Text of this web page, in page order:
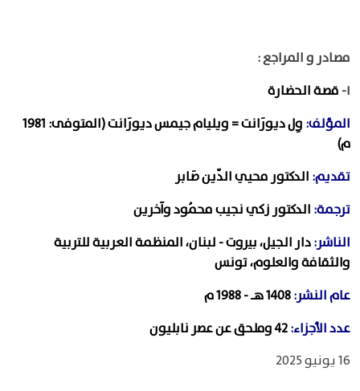
مصادر و المراجع :
١- قصة الحضارة
المؤلف:
وِل ديورَانت = ويليام جيمس ديورَانت (المتوفى: 1981
م)
تقديم: الدكتور محيي الدّين صَابر
ترجمة: الدكتور زكي نجيب محمُود وآخرين
الناشر:دار الجيل، بيروت - لبنان، المنظمة العربية للتربية
والثقافة والعلوم، تونس
عام النشر:
عدد الأجزاء:
16 يونيو 2025